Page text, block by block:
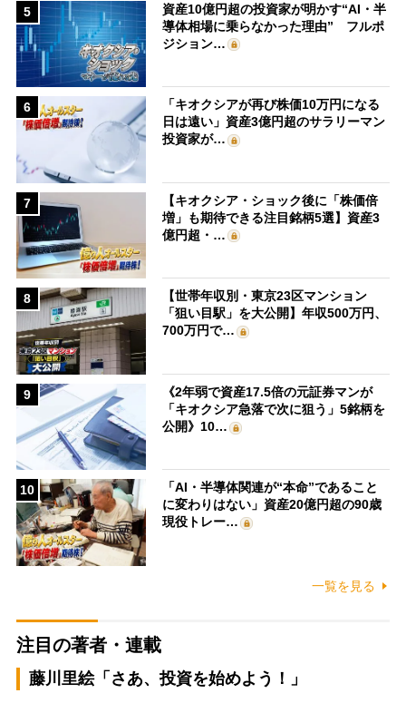
5
資産10億円超の投資家が明かす“AI・半
導体相場に乗らなかった理由” フルポ
ジション…
6
「キオクシアが再び株価10万円になる
日は遠い」資産3億円超のサラリーマン
投資家が…
7
【キオクシア・ショック後に「株価倍
増」も期待できる注目銘柄5選】資産3
億円超・…
8
【世帯年収別・東京23区マンション
「狙い目駅」を大公開】年収500万円、
700万円で…
9
《2年弱で資産17.5倍の元証券マンが
「キオクシア急落で次に狙う」5銘柄を
公開》10…
10
「AI・半導体関連が“本命”であること
に変わりはない」資産20億円超の90歳
現役トレー…
一覧を見る
注目の著者・連載
藤川里絵「さあ、投資を始めよう！」